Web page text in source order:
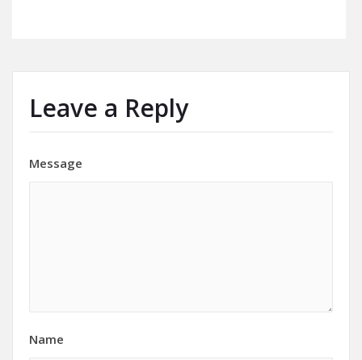
Leave a Reply
Message
Name